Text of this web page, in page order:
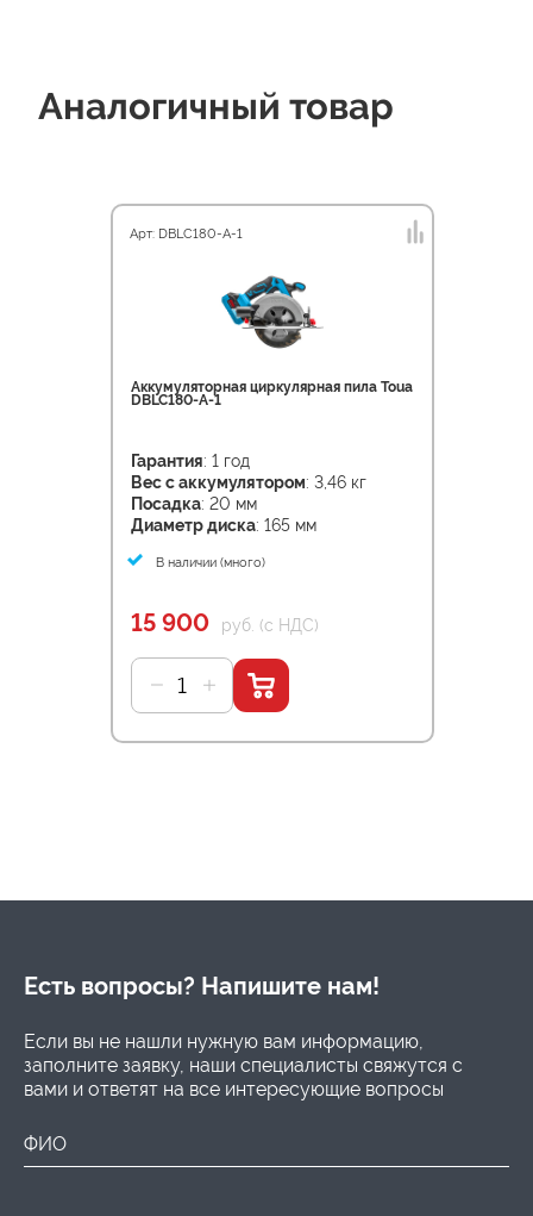
Аналогичный товар
Арт: DBLC180-A-1
Аккумуляторная циркулярная пила Toua
DBLC180-A-1
Гарантия: 1 год
Вес с аккумулятором: 3,46 кг
Посадка: 20 мм
Диаметр диска: 165 мм
В наличии (много)
15 900 руб. (с НДС)
Есть вопросы? Напишите нам!
Если вы не нашли нужную вам информацию,
заполните заявку, наши специалисты свяжутся с
вами и ответят на все интересующие вопросы
ФИО